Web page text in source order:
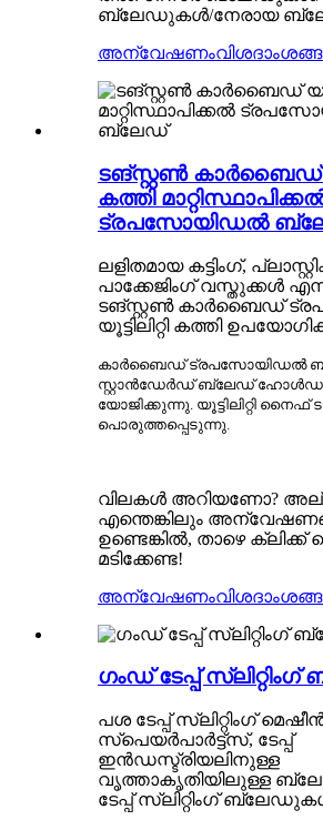
ബ്ലേഡുകൾ/നേരായ
അന്വേഷണം
ടങ്സ്റ്റൺ കാർബൈഡ്
കത്തി
ട്രപസോയിഡൽ
ലളിതമായ കട്ടിംഗ്,
പാക്കേജിംഗ് വസ്തുക്കൾ
ടങ്സ്റ്റൺ കാർബൈഡ്
യൂട്ടിലിറ്റി കത്തി
കാർബൈഡ് ട്രപസോയിഡൽ
സ്റ്റാൻഡേർഡ് ബ്ലേഡ്
യോജിക്കുന്നു. യൂട്ടിലിറ്റി
പൊരുത്തപ്പെടുന്നു.
വിലകൾ അറിയണോ?
എന്തെങ്കിലും
ഉണ്ടെങ്കിൽ, താഴെ
മടിക്കേണ്ട!
അന്വേഷണം
ഗംഡ് ടേപ്പ്
പശ ടേപ്പ് സ്ലിറ്റിംഗ്
സ്പെയർപാർട്ട്സ്, ടേപ്പ്
ഇൻഡസ്ട്രിയലിനുള്ള
വൃത്താകൃതിയിലുള്ള
ടേപ്പ് സ്ലിറ്റിംഗ്